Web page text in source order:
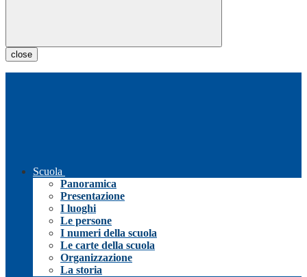
close
Scuola
Panoramica
Presentazione
I luoghi
Le persone
I numeri della scuola
Le carte della scuola
Organizzazione
La storia